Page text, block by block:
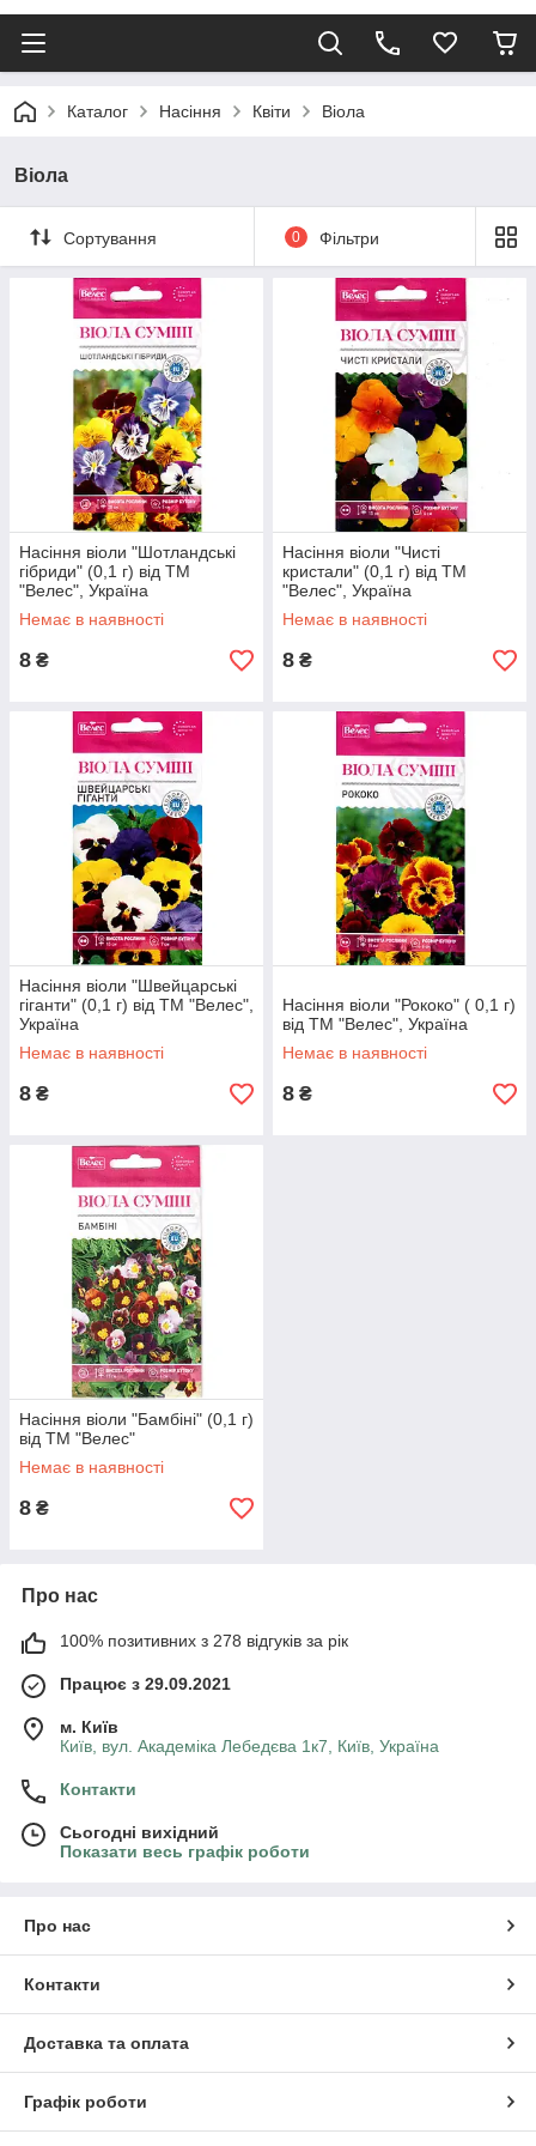
Каталог Насіння Квіти Віола
Віола
Сортування 0 Фільтри
Насіння віоли "Шотландські
гібриди" (0,1 г) від ТМ
"Велес", Україна
Немає в наявності
8 ₴
Насіння віоли "Чисті
кристали" (0,1 г) від ТМ
"Велес", Україна
Немає в наявності
8 ₴
Насіння віоли "Швейцарські
гіганти" (0,1 г) від ТМ "Велес",
Україна
Немає в наявності
8 ₴
Насіння віоли "Рококо" ( 0,1 г)
від ТМ "Велес", Україна
Немає в наявності
8 ₴
Насіння віоли "Бамбіні" (0,1 г)
від ТМ "Велес"
Немає в наявності
8 ₴
Про нас
100% позитивних з 278 відгуків за рік
Працює з 29.09.2021
м. Київ
Київ, вул. Академіка Лебедєва 1к7, Київ, Україна
Контакти
Сьогодні вихідний
Показати весь графік роботи
Про нас
Контакти
Доставка та оплата
Графік роботи